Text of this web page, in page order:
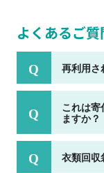
る場合
(2)当社にお
注文内容の
(3)お客様か
ご感想のご
(5)当社がお
だいた目的に
(6)お客様の
よくあるご質
再利用さ
これは
ますか？
衣類回収